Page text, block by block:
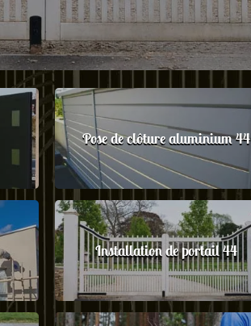
Pose de clôture aluminium 44
Installation de portail 44